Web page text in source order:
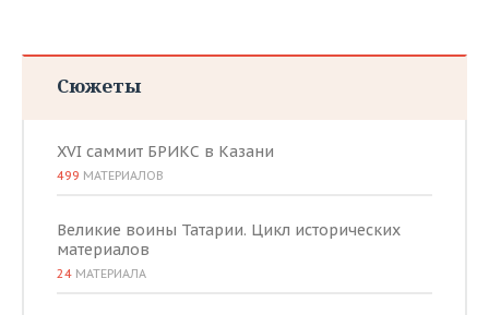
Сюжеты
XVI саммит БРИКС в Казани
499 МАТЕРИАЛОВ
Великие воины Татарии. Цикл исторических
материалов
24 МАТЕРИАЛА